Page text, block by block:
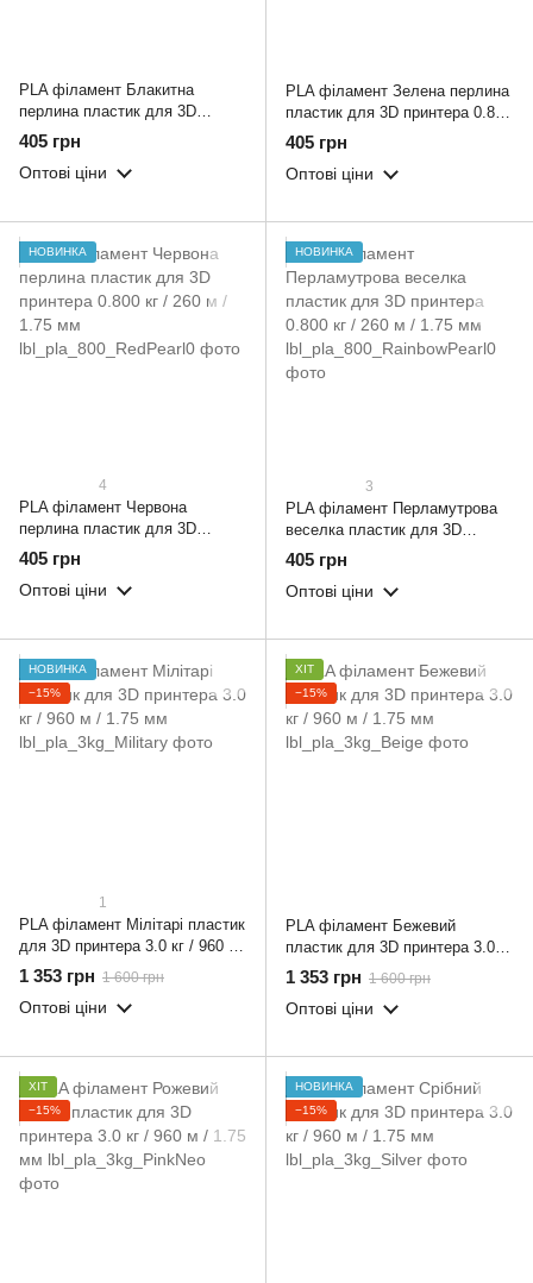
PLA філамент Блакитна
перлина пластик для 3D
принтера 0.800 кг / 260 м / 1.75
мм
405 грн
Оптові ціни
PLA філамент Зелена перлина
пластик для 3D принтера 0.800
кг / 260 м / 1.75 мм
405 грн
Оптові ціни
НОВИНКА
4
PLA філамент Червона
перлина пластик для 3D
принтера 0.800 кг / 260 м / 1.75
мм
405 грн
Оптові ціни
НОВИНКА
3
PLA філамент Перламутрова
веселка пластик для 3D
принтера 0.800 кг / 260 м / 1.75
мм
405 грн
Оптові ціни
НОВИНКА
−15%
1
PLA філамент Мілітарі пластик
для 3D принтера 3.0 кг / 960 м
/ 1.75 мм
1 353 грн 1 600 грн
Оптові ціни
ХІТ
−15%
PLA філамент Бежевий
пластик для 3D принтера 3.0 кг
/ 960 м / 1.75 мм
1 353 грн 1 600 грн
Оптові ціни
ХІТ
−15%
НОВИНКА
−15%